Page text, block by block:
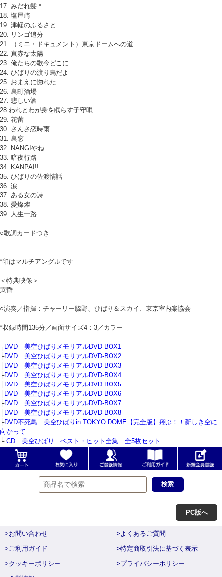
17. みだれ髪 *
18. 塩屋崎
19. 津軽のふるさと
20. リンゴ追分
21. （ミニ・ドキュメント）東京ドームへの道
22. 真赤な太陽
23. 俺たちの歌今どこに
24. ひばりの渡り鳥だよ
25. おまえに惚れた
26. 裏町酒場
27. 悲しい酒
28.われとわが身を眠らす子守唄
29. 花蕾
30. さんさ恋時雨
31. 裏窓
32. NANGIやね
33. 暗夜行路
34. KANPAI!!
35. ひばりの佐渡情話
36. 涙
37. ある女の詩
38. 愛燦燦
39. 人生一路
○歌詞カードつき
*印はマルチアングルです
＜特典映像＞
黄昏
○演奏／指揮：チャーリー脇野、ひばり＆スカイ、東京室内楽協会
*収録時間135分／画面サイズ4：3／カラー
┌DVD 美空ひばりメモリアルDVD-BOX1
├DVD 美空ひばりメモリアルDVD-BOX2
├DVD 美空ひばりメモリアルDVD-BOX3
├DVD 美空ひばりメモリアルDVD-BOX4
├DVD 美空ひばりメモリアルDVD-BOX5
├DVD 美空ひばりメモリアルDVD-BOX6
├DVD 美空ひばりメモリアルDVD-BOX7
├DVD 美空ひばりメモリアルDVD-BOX8
├DVD不死鳥 美空ひばりin TOKYO DOME【完全版】翔ぶ！！新しき空に
向かって
└ CD 美空ひばり ベスト・ヒット全集 全5枚セット
PC版へ
>お問い合わせ
>よくあるご質問
>ご利用ガイド
>特定商取引法に基づく表示
>クッキーポリシー
>プライバシーポリシー